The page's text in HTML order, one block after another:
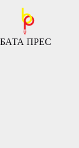
содржината
БАТА ПРЕС